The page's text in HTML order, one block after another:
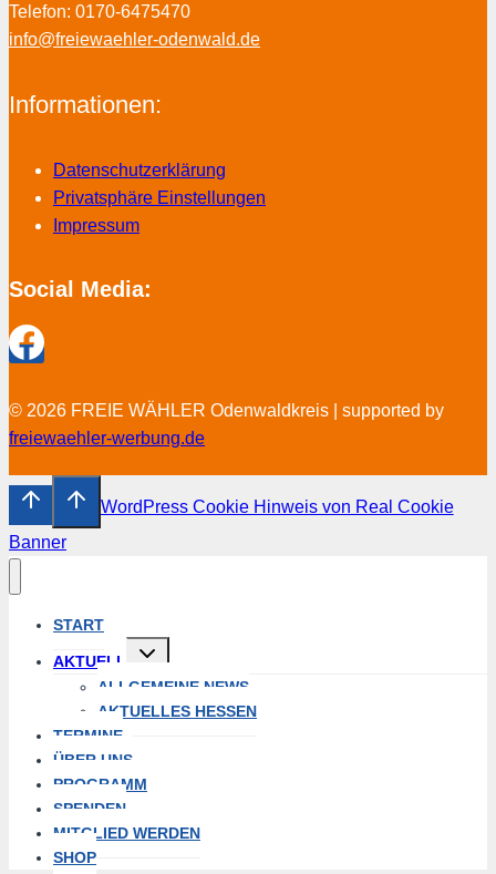
Telefon: 0170-6475470
info@freiewaehler-odenwald.de
Informationen:
Datenschutzerklärung
Privatsphäre Einstellungen
Impressum
Social Media:
© 2026 FREIE WÄHLER Odenwaldkreis | supported by
freiewaehler-werbung.de
WordPress Cookie Hinweis von Real Cookie
Banner
START
AKTUELL
Untermenü
öffnen
ALLGEMEINE NEWS
AKTUELLES HESSEN
TERMINE
ÜBER UNS
PROGRAMM
SPENDEN
MITGLIED WERDEN
SHOP